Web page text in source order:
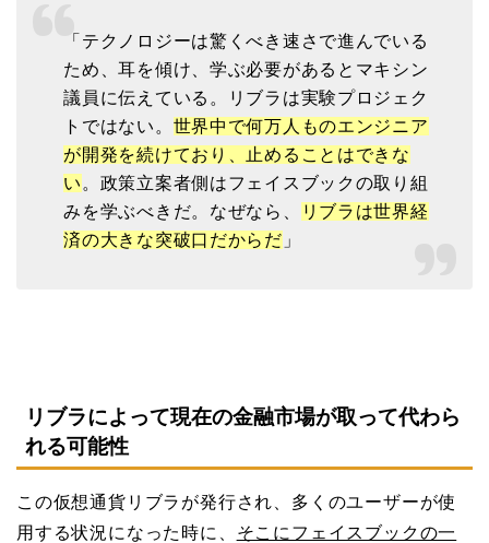
「テクノロジーは驚くべき速さで進んでいる
ため、耳を傾け、学ぶ必要があるとマキシン
議員に伝えている。リブラは実験プロジェク
トではない。 世界中で何万人ものエンジニア
が開発を続けており、止めることはできな
い 。政策立案者側はフェイスブックの取り組
みを学ぶべきだ。なぜなら、
リブラは世界経
済の大きな突破口だからだ 」
リブラによって現在の金融市場が取って代わら
れる可能性
この仮想通貨リブラが発行され、多くのユーザーが使
用する状況になった時に、 そこにフェイスブックの一